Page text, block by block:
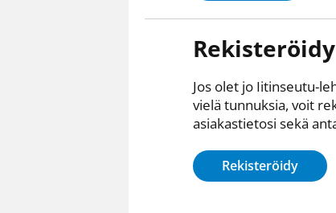
Rekisteröidy
Jos olet jo Iitinseutu-
vielä tunnuksia, voit
asiakastietosi sekä
Rekisteröidy